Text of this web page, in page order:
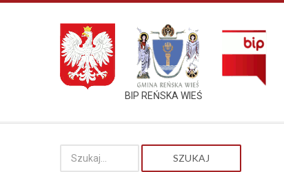
BIP REŃSKA WIEŚ
SZUKAJ